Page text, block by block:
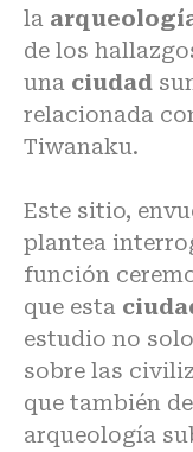
la
de los
una ciudad
relacionada
Tiwanaku.
Este sitio,
plantea
función
que esta
estudio no
sobre las
que también
arqueología